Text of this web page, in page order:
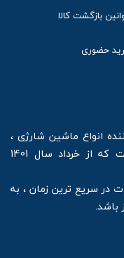
انواع ماشین شارژی ،
موتور شارژی ، باطری و قطعات مرتبط است که از خرداد سال 1401
در سریع ترین زمان ، به
باشد.
بازگشت کالا
حضوری